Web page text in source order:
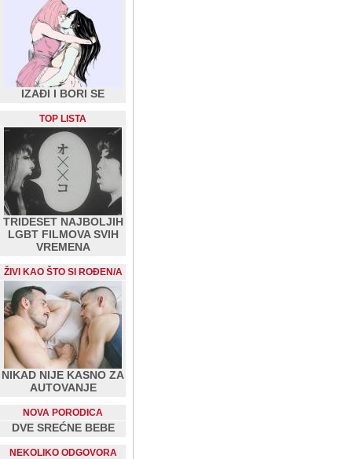
IZAĐI I BORI SE
TOP LISTA
TRIDESET NAJBOLJIH
LGBT FILMOVA SVIH
VREMENA
ŽIVI KAO ŠTO SI ROĐEN/A
NIKAD NIJE KASNO ZA
AUTOVANJE
NOVA PORODICA
DVE SREĆNE BEBE
NEKOLIKO ODGOVORA